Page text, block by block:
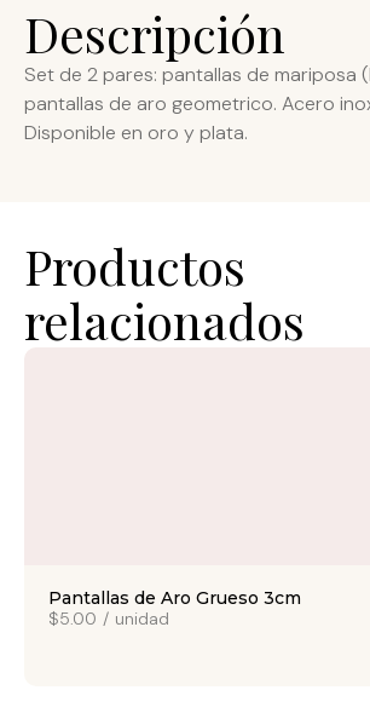
Descripción
Set de 2 pares: pantallas de mariposa
pantallas de aro geometrico. Acero
Disponible en oro y plata.
Productos
relacionados
Pantallas de Aro Grueso 3cm
$5.00 / unidad